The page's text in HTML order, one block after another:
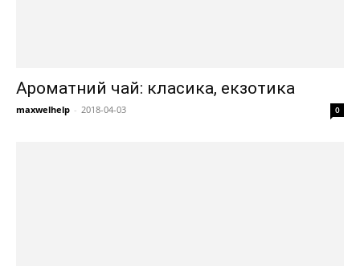
Ароматний чай: класика, екзотика
maxwelhelp - 2018-04-03 0